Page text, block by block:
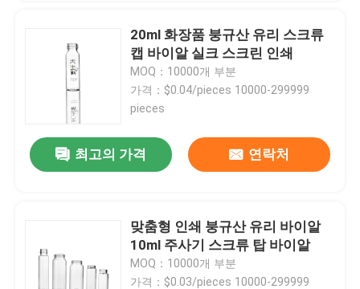
20ml 화장품 붕규산 유리 스크류
캡 바이알 실크 스크린 인쇄
MOQ：10000개 부분
가격：$0.04/pieces 10000-299999
pieces
최고의 가격 연락처
맞춤형 인쇄 붕규산 유리 바이알
10ml 주사기 스크류 탑 바이알
MOQ：10000개 부분
가격：$0.03/pieces 10000-299999